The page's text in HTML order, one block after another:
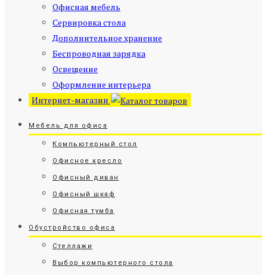
Офисная мебель
Сервировка стола
Дополнительное хранение
Беспроводная зарядка
Освещение
Оформление интерьера
Интернет-магазин
Мебель для офиса
Компьютерный стол
Офисное кресло
Офисный диван
Офисный шкаф
Офисная тумба
Обустройство офиса
Стеллажи
Выбор компьютерного стола